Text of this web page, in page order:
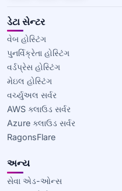
ડેટા સેન્ટર
વેબ હોસ્ટિંગ
પુનર્વિક્રેતા હોસ્ટિંગ
વર્ડપ્રેસ હોસ્ટિંગ
મેઇલ હોસ્ટિંગ
વર્ચ્યુઅલ સર્વર
AWS ક્લાઉડ સર્વર
Azure ક્લાઉડ સર્વર
RagonsFlare
અન્ય
સેવા એડ-ઓન્સ